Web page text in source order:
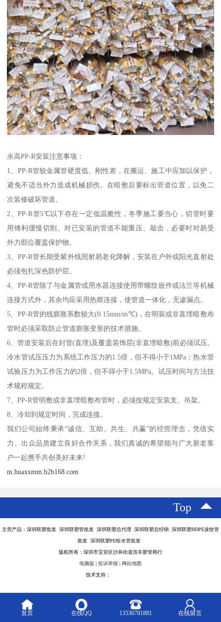
永高PP-R安装注意事项：
1、PP-R管较金属管硬度低、刚性差，在搬运、施工中应加以保护，
避免不适当外力造成机械损伤。在暗敷后要标出管道位置，以免二
次装修破坏管道。
2、PP-R管5℃以下存在一定低温脆性，冬季施工要当心，切管时要
用锋利缓慢切割。对已安装的管道不能重压、敲击，必要时对易受
外力部位覆盖保护物。
3、PP-R管长期受紫外线照射易老化降解，安装在户外或阳光直射处
必须包扎深色防护层。
4、PP-R管除了与金属管或用水器连接使用带螺纹嵌件或法兰等机械
连接方式外，其余均应采用热熔连接，使管道一体化，无渗漏点。
5、PP-R管的线膨胀系数较大(0.15mm/m℃)，在明装或非直埋暗敷布
管时必须采取防止管道膨胀变形的技术措施。
6、管道安装后在封管(直埋)及覆盖装饰层(非直埋暗敷)前必须试压。
冷水管试压压力为系统工作压力的1.5倍，但不得小于1MPa；热水管
试验压力为工作压力的2倍，但不得小于1.5MPa。试压时间与方法技
术规程规定。
7、PP-R管明敷或非直埋暗敷布管时，必须按规定安装支、吊架。
8、冷却到规定时间，完成连接。
我们公司始终秉承“诚信、互助、共生、共赢”的经营理念，凭借实
力、出众品质建立良好合作关系，我们真诚的希望能与广大新老客
户一起携手共创美好未来!
m.huaxxmm.b2b168.com
Top
主营产品：深圳联塑批发 深圳联塑管批发 深圳联塑总代理 深圳联塑总经销 深圳联塑HDPE波纹管
批发 深圳联塑PE给水管批发
版权所有：深圳市宝安区沙井街道浩丰胶管商行
电脑版 | 投诉举报 | 网站地图
技术支持：
首页 在线QQ 13530701881 在线留言